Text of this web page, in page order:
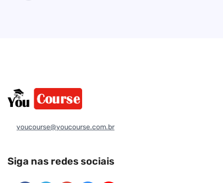
youcourse@youcourse.com.br
Siga nas redes sociais